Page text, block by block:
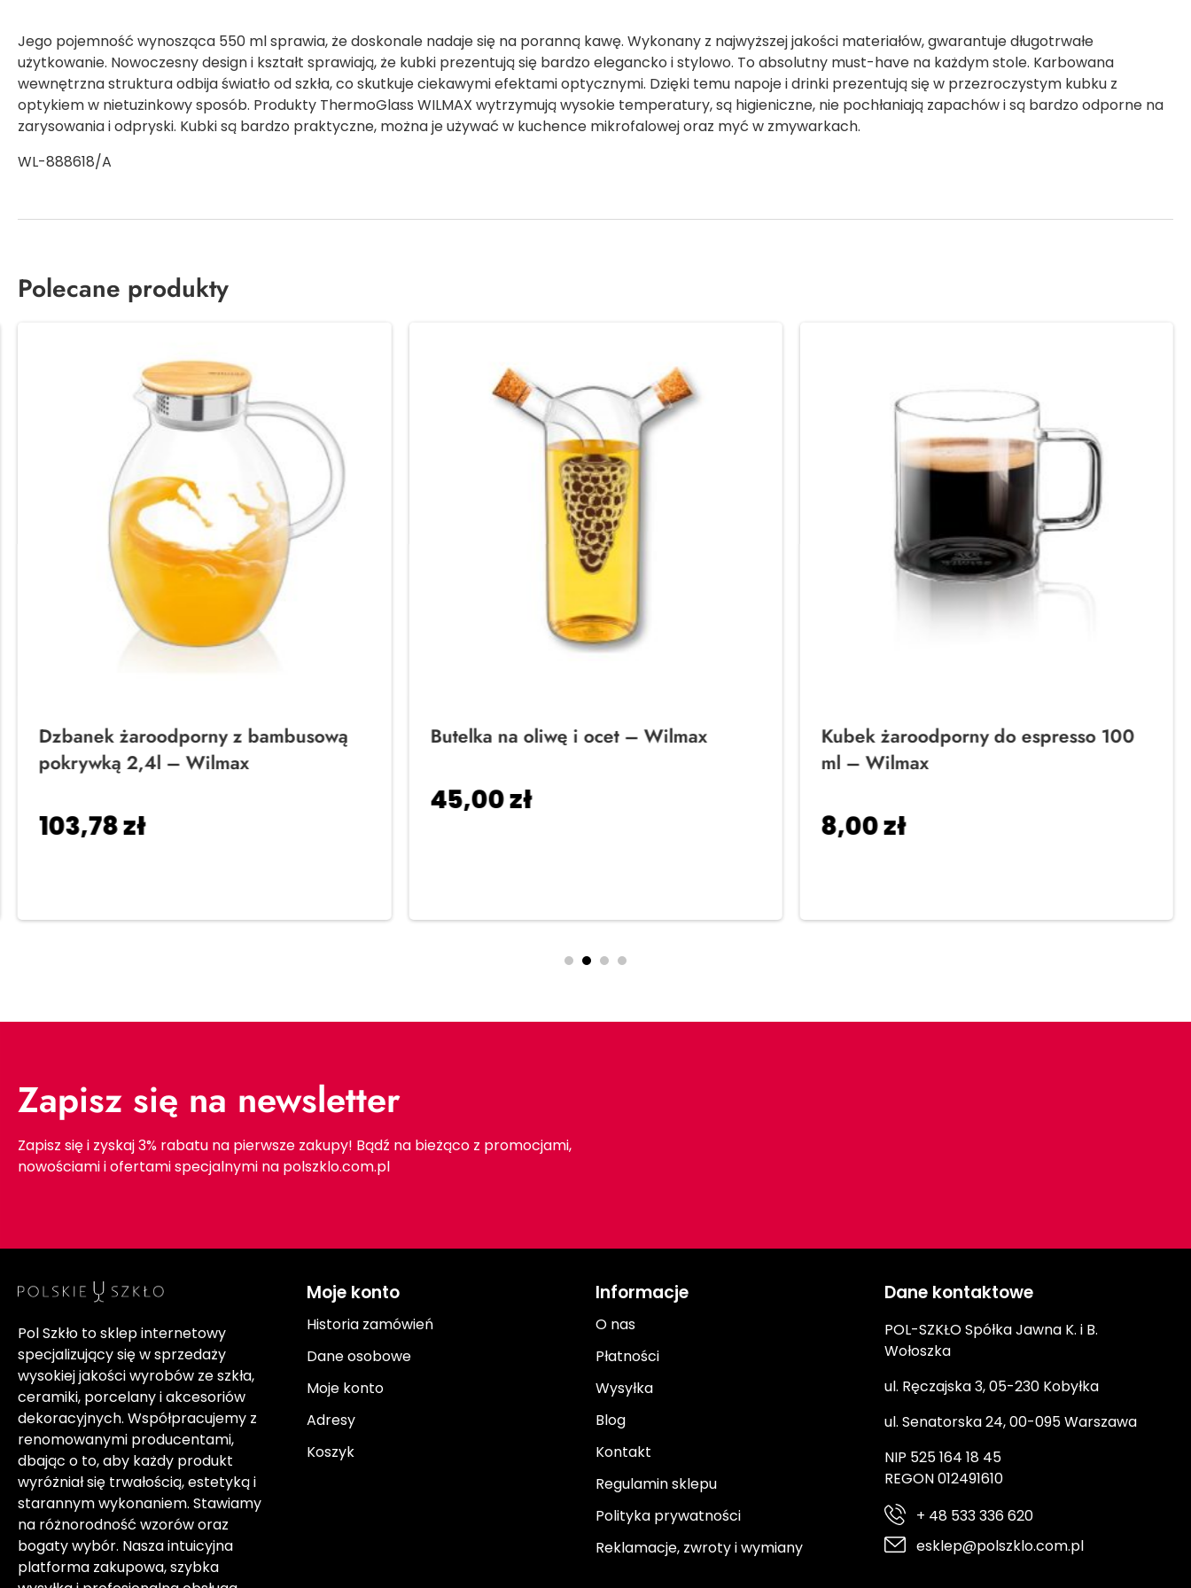
Jego pojemność wynosząca 550 ml sprawia, że doskonale nadaje się na poranną kawę. Wykonany z najwyższej jakości materiałów, gwarantuje długotrwałe
użytkowanie. Nowoczesny design i kształt sprawiają, że kubki prezentują się bardzo elegancko i stylowo. To absolutny must-have na każdym stole. Karbowana
wewnętrzna struktura odbija światło od szkła, co skutkuje ciekawymi efektami optycznymi. Dzięki temu napoje i drinki prezentują się w przezroczystym kubku z
optykiem w nietuzinkowy sposób. Produkty ThermoGlass WILMAX wytrzymują wysokie temperatury, są higieniczne, nie pochłaniają zapachów i są bardzo odporne na
zarysowania i odpryski. Kubki są bardzo praktyczne, można je używać w kuchence mikrofalowej oraz myć w zmywarkach.
WL-888618/A
Polecane produkty
Dzbanek żaroodporny z bambusową
pokrywką 2,4l – Wilmax
103,78zł
Butelka na oliwę i ocet – Wilmax
45,00zł
Kubek żaroodporny do espresso 100
ml – Wilmax
8,00zł
Zapisz się na newsletter
Zapisz się i zyskaj 3% rabatu na pierwsze zakupy! Bądź na bieżąco z promocjami,
nowościami i ofertami specjalnymi na polszklo.com.pl
Pol Szkło to sklep internetowy
specjalizujący się w sprzedaży
wysokiej jakości wyrobów ze szkła,
ceramiki, porcelany i akcesoriów
dekoracyjnych. Współpracujemy z
renomowanymi producentami,
dbając o to, aby każdy produkt
wyróżniał się trwałością, estetyką i
starannym wykonaniem. Stawiamy
na różnorodność wzorów oraz
bogaty wybór. Nasza intuicyjna
platforma zakupowa, szybka
Moje konto
Historia zamówień
Dane osobowe
Moje konto
Adresy
Koszyk
Informacje
O nas
Płatności
Wysyłka
Blog
Kontakt
Regulamin sklepu
Polityka prywatności
Reklamacje, zwroty i wymiany
Dane kontaktowe
POL-SZKŁO Spółka Jawna K. i B.
Wołoszka
ul. Ręczajska 3, 05-230 Kobyłka
ul. Senatorska 24, 00-095 Warszawa
NIP 525 164 18 45
REGON 012491610
+ 48 533 336 620
esklep@polszklo.com.pl